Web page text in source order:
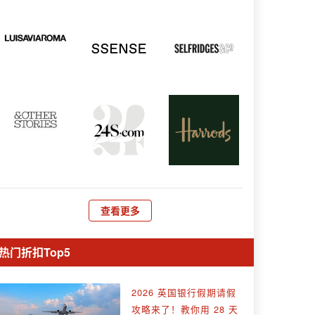
查看更多
门折扣Top5
2026 英国银行假期请假
攻略来了！教你用 28 天